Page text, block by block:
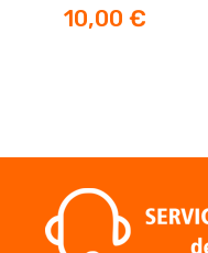
Precio
10,00 €